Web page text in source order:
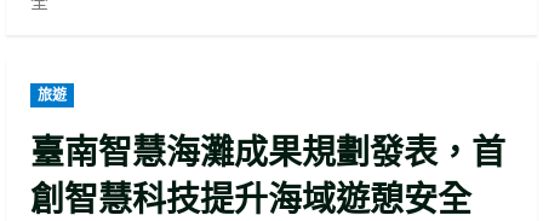
旅遊
臺南智慧海灘成果規劃發表，首
創智慧科技提升海域遊憩安全